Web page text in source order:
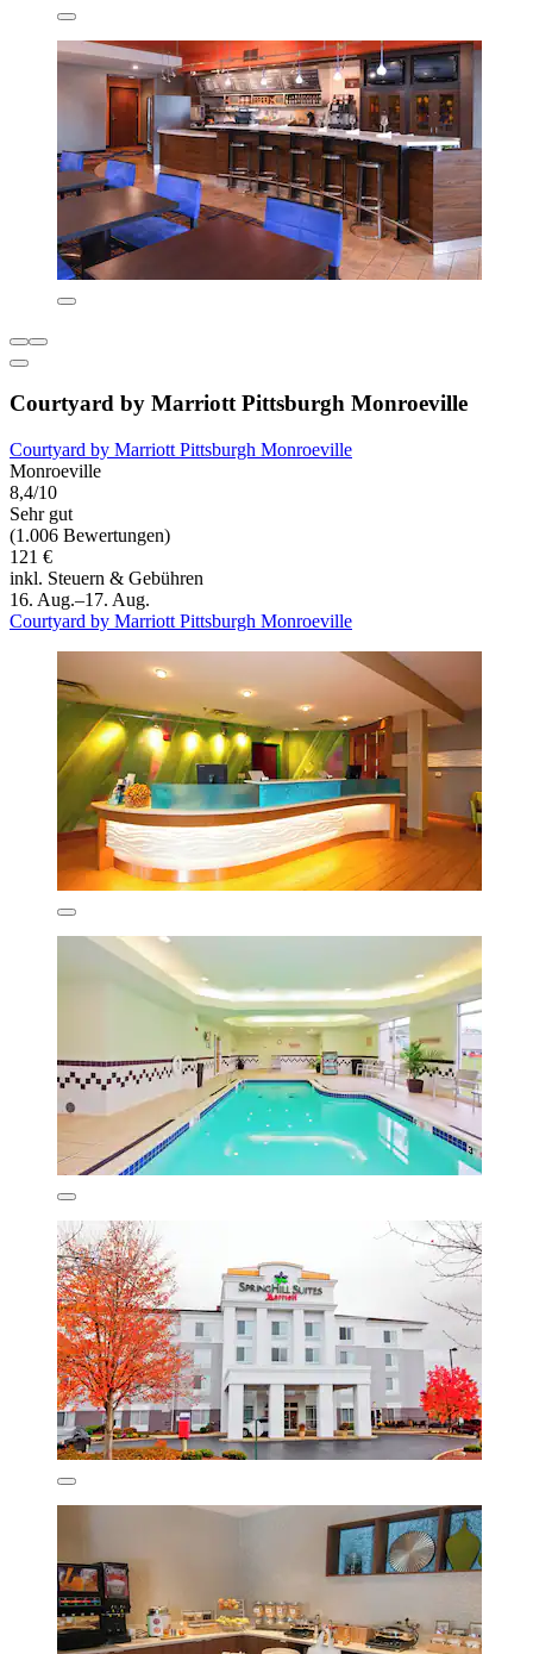
Courtyard by Marriott Pittsburgh Monroeville
Courtyard by Marriott Pittsburgh Monroeville
Monroeville
8,4/10
Sehr gut
(1.006 Bewertungen)
121 €
inkl. Steuern & Gebühren
16. Aug.–17. Aug.
Courtyard by Marriott Pittsburgh Monroeville